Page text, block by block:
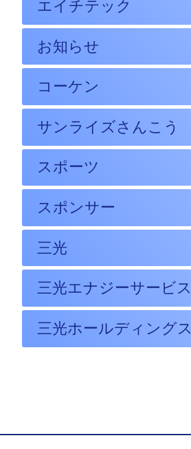
エイチテック
お知らせ
コーケン
サンライズさんこう
スポーツ
スポンサー
三光
三光エナジーサービス
三光ホールディングス